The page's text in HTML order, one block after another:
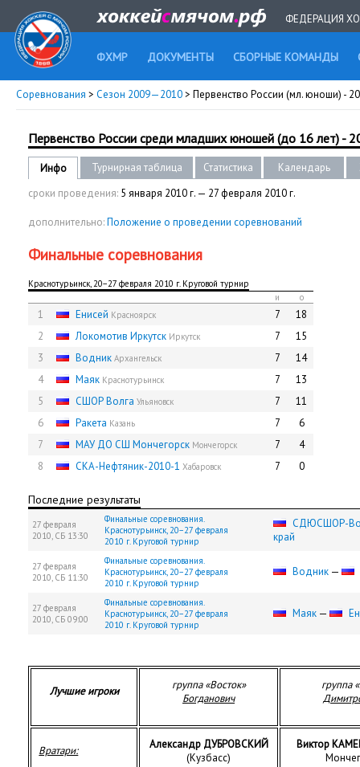
ФЕДЕРАЦИЯ
ФХМР ДОКУМЕНТЫ СБОРНЫЕ КОМАНДЫ
Соревнования > Сезон 2009—2010> Первенство России (мл. юноши) -
Первенство России среди младших юношей (до 16 лет) -
Инфо Турнирная таблица Статистика Календарь
сроки проведения: 5 января 2010 г. — 27 февраля 2010 г.
дополнительно:Положение о проведении соревнований
Финальные соревнования
Краснотурьинск, 20−27 февраля 2010 г. Круговой турнир
и
о
1 Енисей Красноярск 7
18
2
Локомотив Иркутск Иркутск 7
15
3
Водник Архангельск 7
14
4
Маяк Краснотурьинск 7
13
5
СШОР Волга Ульяновск 7
11
6
Ракета Казань 7
6
7
МАУ ДО СШ Мончегорск Мончегорск 7
4
8
СКА-Нефтяник-2010-1 Хабаровск 7 0
Последние результаты
27 февраля
2010, СБ 13:30
Финальные соревнования.
Краснотурьинск, 20−27 февраля
2010 г. Круговой турнир
СДЮCШОР-
край
27 февраля
2010, СБ 11:30
Финальные соревнования.
Краснотурьинск, 20−27 февраля
2010 г. Круговой турнир
Водник —
27 февраля
2010, СБ 09:00
Финальные соревнования.
Краснотурьинск, 20−27 февраля
2010 г. Круговой турнир
Маяк —
Лучшие игроки
группа «Восток»
Богданович
группа
Вратари:
Александр ДУБРОВСКИЙ
(Кузбасс)
Виктор